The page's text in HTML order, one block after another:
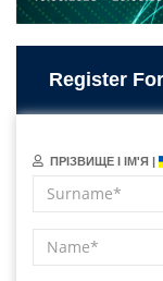
Register
ПРІЗВИЩЕ І ІМ'Я |